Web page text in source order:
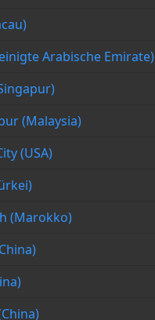
Arabische Emirate)
(Malaysia)
(USA)
(Marokko)